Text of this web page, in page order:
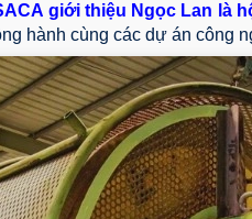
giới thiệu Ngọc Lan là
hành cùng các dự án công